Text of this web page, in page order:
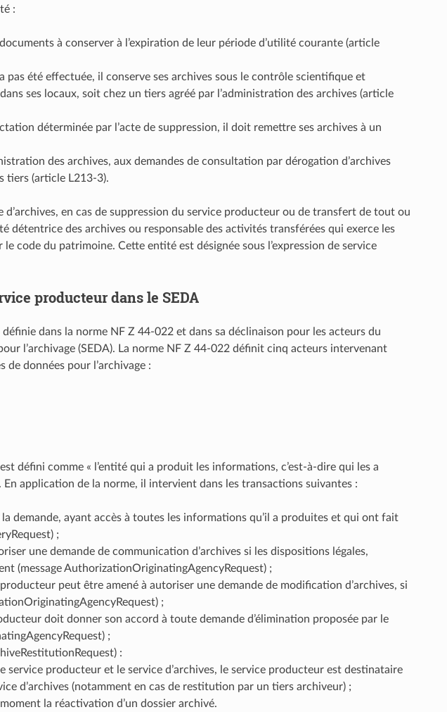
:
à conserver à l’expiration de leur période d’utilité courante (article
pas été effectuée, il conserve ses archives sous le contrôle scientifique et
ses locaux, soit chez un tiers agréé par l’administration des archives (article
déterminée par l’acte de suppression, il doit remettre ses archives à un
des archives, aux demandes de consultation par dérogation d’archives
tiers (article L213-3).
en cas de suppression du service producteur ou de transfert de tout ou
détentrice des archives ou responsable des activités transférées qui exerce les
code du patrimoine. Cette entité est désignée sous l’expression de service
producteur dans le SEDA
dans la norme NF Z 44-022 et dans sa déclinaison pour les acteurs du
l’archivage (SEDA). La norme NF Z 44-022 définit cinq acteurs intervenant
de données pour l’archivage :
défini comme « l’entité qui a produit les informations, c’est-à-dire qui les a
En application de la norme, il intervient dans les transactions suivantes :
demande, ayant accès à toutes les informations qu’il a produites et qui ont fait
;
une demande de communication d’archives si les dispositions légales,
(message AuthorizationOriginatingAgencyRequest) ;
peut être amené à autoriser une demande de modification d’archives, si
;
doit donner son accord à toute demande d’élimination proposée par le
;
:
service producteur et le service d’archives, le service producteur est destinataire
d’archives (notamment en cas de restitution par un tiers archiveur) ;
la réactivation d’un dossier archivé.